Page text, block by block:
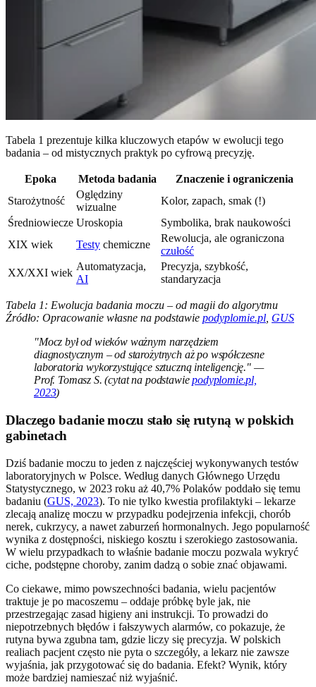
Tabela 1 prezentuje kilka kluczowych etapów w ewolucji tego
badania – od mistycznych praktyk po cyfrową precyzję.
Epoka Metoda badania
Znaczenie i ograniczenia
Starożytność
Oględziny
wizualne
Kolor, zapach, smak (!)
Średniowiecze Uroskopia
Symbolika, brak naukowości
XIX wiek
Testy chemiczne
Rewolucja, ale ograniczona
czułość
XX/XXI wiek
Automatyzacja,
AI
Precyzja, szybkość,
standaryzacja
Tabela 1: Ewolucja badania moczu – od magii do algorytmu
Źródło: Opracowanie własne na podstawie podyplomie.pl GUS
"Mocz był od wieków ważnym narzędziem
diagnostycznym – od starożytnych aż po współczesne
laboratoria wykorzystujące sztuczną inteligencję." —
Prof. Tomasz S. (cytat na podstawiepodyplomie.pl,
2023)
Dlaczego badanie moczu stało się rutyną w polskich
gabinetach
Dziś badanie moczu to jeden z najczęściej wykonywanych testów
laboratoryjnych w Polsce. Według danych Głównego Urzędu
Statystycznego, w 2023 roku aż 40,7% Polaków poddało się temu
badaniu (GUS, 2023). To nie tylko kwestia profilaktyki – lekarze
zlecają analizę moczu w przypadku podejrzenia infekcji, chorób
nerek, cukrzycy, a nawet zaburzeń hormonalnych. Jego popularność
wynika z dostępności, niskiego kosztu i szerokiego zastosowania.
W wielu przypadkach to właśnie badanie moczu pozwala wykryć
ciche, podstępne choroby, zanim dadzą o sobie znać objawami.
Co ciekawe, mimo powszechności badania, wielu pacjentów
traktuje je po macoszemu – oddaje próbkę byle jak, nie
przestrzegając zasad higieny ani instrukcji. To prowadzi do
niepotrzebnych błędów i fałszywych alarmów, co pokazuje, że
rutyna bywa zgubna tam, gdzie liczy się precyzja. W polskich
realiach pacjent często nie pyta o szczegóły, a lekarz nie zawsze
wyjaśnia, jak przygotować się do badania. Efekt? Wynik, który
może bardziej namieszać niż wyjaśnić.